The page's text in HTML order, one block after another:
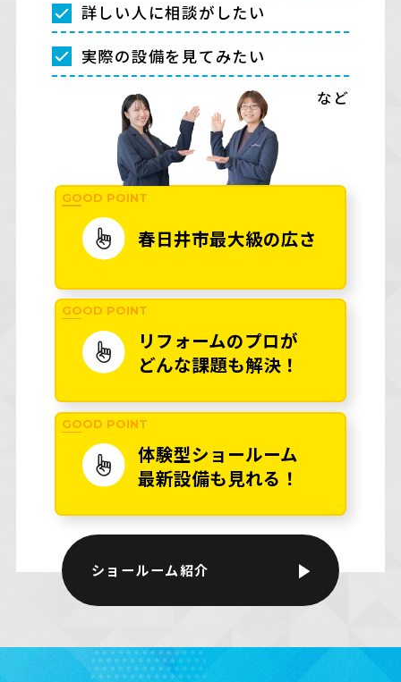
詳しい人に相談がしたい
実際の設備を見てみたい
GOOD POINT
春日井市最大級の広さ
GOOD POINT
リフォームのプロが
どんな課題も解決！
GOOD POINT
体験型ショールーム
最新設備も見れる！
ショールーム紹介